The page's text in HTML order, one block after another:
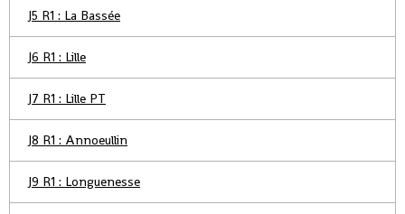
J5 R1 : La Bassée
J6 R1 : Lille
J7 R1 : Lille PT
J8 R1 : Annoeullin
J9 R1 : Longuenesse